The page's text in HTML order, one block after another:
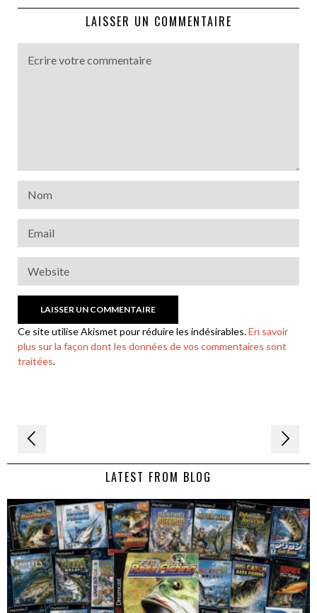
LAISSER UN COMMENTAIRE
Ce site utilise Akismet pour réduire les indésirables.En savoir
plus sur la façon dont les données de vos commentaires sont
traitées.
Navigation
de LATEST FROM BLOG